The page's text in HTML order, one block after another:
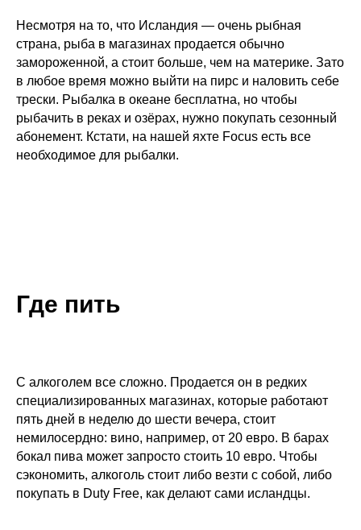
Несмотря на то, что Исландия — очень рыбная
страна, рыба в магазинах продается обычно
замороженной, а стоит больше, чем на материке. Зато
в любое время можно выйти на пирс и наловить себе
трески. Рыбалка в океане бесплатна, но чтобы
рыбачить в реках и озёрах, нужно покупать сезонный
абонемент. Кстати, на нашей яхте Focus есть все
необходимое для рыбалки.
Где пить
С алкоголем все сложно. Продается он в редких
специализированных магазинах, которые работают
пять дней в неделю до шести вечера, стоит
немилосердно: вино, например, от 20 евро. В барах
бокал пива может запросто стоить 10 евро. Чтобы
сэкономить, алкоголь стоит либо везти с собой, либо
покупать в Duty Free, как делают сами исландцы.